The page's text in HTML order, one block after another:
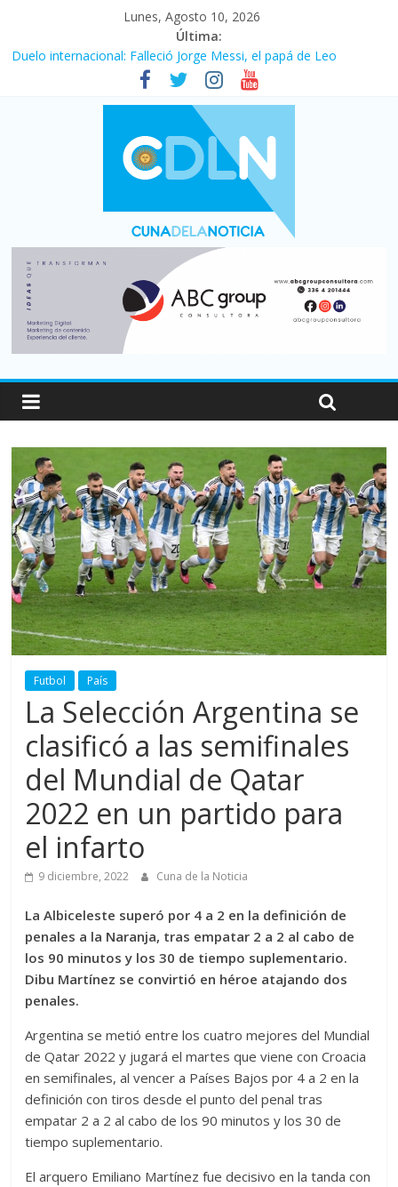
Lunes, Agosto 10, 2026
Última:
Duelo internacional: Falleció Jorge Messi, el papá de Leo
El consumo sigue frenado: las ventas minoristas cayeron 3,8 en
julio y acumulan siete meses en baja
Newell’s cayó 2 a 1 ante Defensa y Justicia en Florencio Varela
por la cuarta fecha del Clausura
El agro argentino logró un récord histórico de exportaciones en
el primer semestre de 2026
La construcción cayó 4,1% en junio y registró su cuarta baja del
Futbol País
La Selección Argentina se
clasificó a las semifinales
del Mundial de Qatar
2022 en un partido para
el infarto
9 diciembre, 2022 Cuna de la Noticia
La Albiceleste superó por 4 a 2 en la definición de
penales a la Naranja, tras empatar 2 a 2 al cabo de
los 90 minutos y los 30 de tiempo suplementario.
Dibu Martínez se convirtió en héroe atajando dos
penales.
Argentina se metió entre los cuatro mejores del Mundial
de Qatar 2022 y jugará el martes que viene con Croacia
en semifinales, al vencer a Países Bajos por 4 a 2 en la
definición con tiros desde el punto del penal tras
empatar 2 a 2 al cabo de los 90 minutos y los 30 de
tiempo suplementario.
El arquero Emiliano Martínez fue decisivo en la tanda con